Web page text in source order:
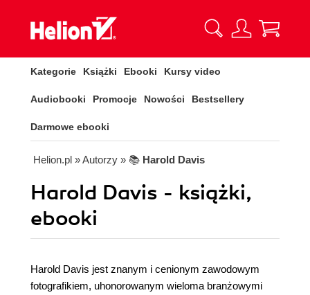
Kategorie Książki Ebooki Kursy video
Audiobooki Promocje Nowości Bestsellery
Darmowe ebooki
Helion.pl » Autorzy » 📚 Harold Davis
Harold Davis - książki,
ebooki
Harold Davis jest znanym i cenionym zawodowym
fotografikiem, uhonorowanym wieloma branżowymi